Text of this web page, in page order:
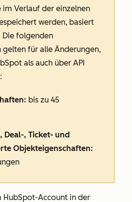
im Verlauf der einzelnen
werden, basiert
folgenden
gelten für alle Änderungen,
als auch über API
bis zu 45
Deal-, Ticket- und
Objekteigenschaften:
HubSpot-Account in der